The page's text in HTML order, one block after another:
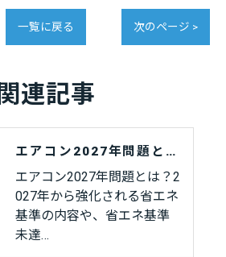
一覧に戻る 次のページ >
関連記事
エアコン2027年問題とは？省エネ基準未達成品はどうなるの？
エアコン2027年問題とは？2
027年から強化される省エネ
基準の内容や、省エネ基準
未達…